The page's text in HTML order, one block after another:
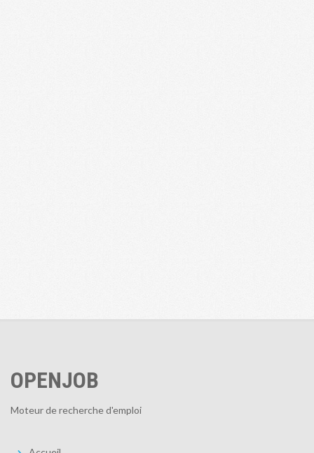
OPENJOB
Moteur de recherche d'emploi